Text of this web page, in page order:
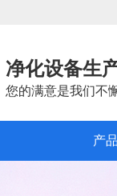
净化设备生
您的满意是我们不
产